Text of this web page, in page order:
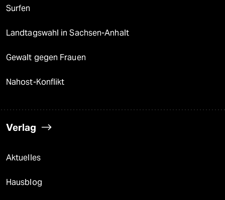
Surfen
Landtagswahl in Sachsen-Anhalt
Gewalt gegen Frauen
Nahost-Konflikt
Verlag
Aktuelles
Hausblog